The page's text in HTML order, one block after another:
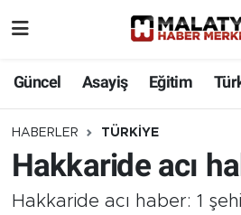
Güncel Asayiş Eğitim
HABERLER TÜRKIYE
Hakkaride acı
Hakkaride acı haber: 1
Eğitim
Türkiye
Sağlık